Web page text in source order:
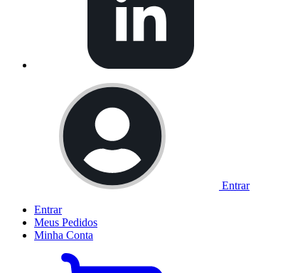
Entrar
Entrar
Meus Pedidos
Minha Conta